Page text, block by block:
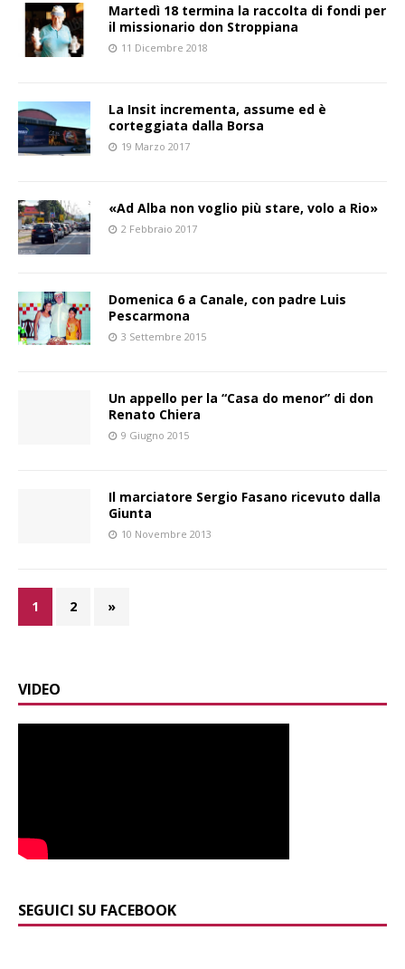
Martedì 18 termina la raccolta di fondi per
il missionario don Stroppiana
11 Dicembre 2018
La Insit incrementa, assume ed è
corteggiata dalla Borsa
19 Marzo 2017
«Ad Alba non voglio più stare, volo a Rio»
2 Febbraio 2017
Domenica 6 a Canale, con padre Luis
Pescarmona
3 Settembre 2015
Un appello per la “Casa do menor” di don
Renato Chiera
9 Giugno 2015
Il marciatore Sergio Fasano ricevuto dalla
Giunta
10 Novembre 2013
1 2 »
VIDEO
SEGUICI SU FACEBOOK